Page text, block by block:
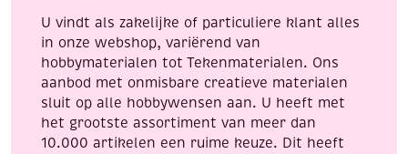
aantal
U vindt als zakelijke of particuliere klant alles
in onze webshop, variërend van
hobbymaterialen tot Tekenmaterialen. Ons
aanbod met onmisbare creatieve materialen
sluit op alle hobbywensen aan. U heeft met
het grootste assortiment van meer dan
10.000 artikelen een ruime keuze. Dit heeft